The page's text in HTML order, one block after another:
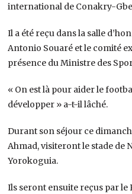
international de Conakry-
Il a été reçu dans la salle
Antonio Souaré et le comité
présence du Ministre des
« On est là pour aider le
développer » a-t-il lâché.
Durant son séjour ce
Ahmad, visiteront le stade de
Yorokoguia.
Ils seront ensuite reçus par le